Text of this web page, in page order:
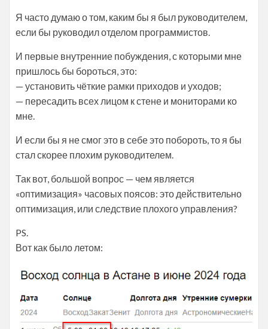
Я часто думаю о том, каким бы я был руководителем,
если бы руководил отделом программистов.
И первые внутренние побуждения, с которыми мне
пришлось бы бороться, это:
— установить чёткие рамки приходов и уходов;
— пересадить всех лицом к стене и мониторами ко
мне.
И если бы я не смог это в себе это побороть, то я бы
стал скорее плохим руководителем.
Так вот, большой вопрос — чем является
«оптимизация» часовых поясов: это действительно
оптимизация, или следствие плохого управления?
PS.
Вот как было летом: